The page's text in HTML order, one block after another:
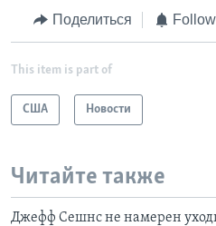
Поделиться
This item is part of
США Новости
Читайте также
Джефф Сешнс не намерен